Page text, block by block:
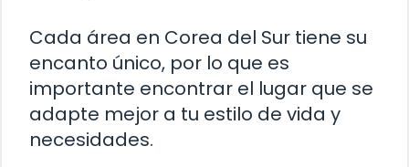
Cada área en Corea del Sur tiene su
encanto único, por lo que es
importante encontrar el lugar que se
adapte mejor a tu estilo de vida y
necesidades.